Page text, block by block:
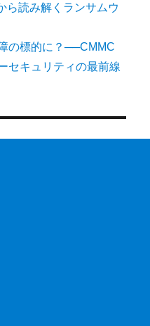
ら読み解くランサムウ
の標的に？──CMMC
セキュリティの最前線